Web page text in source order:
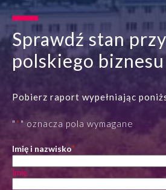
Sprawdź stan
polskiego
Pobierz raport wypełniając
"*" oznacza pola wymagane
Imię i nazwisko*
Imię